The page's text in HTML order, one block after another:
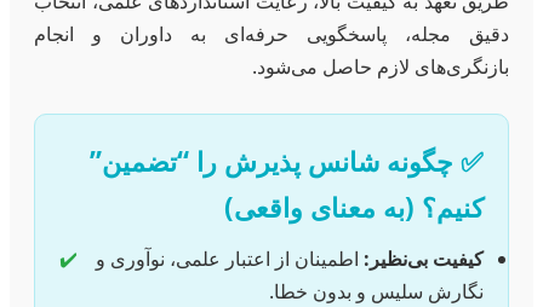
دقیق مجله، پاسخگویی حرفه‌ای به داوران و انجام
بازنگری‌های لازم حاصل می‌شود.
✅ چگونه شانس پذیرش را “تضمین”
کنیم؟ (به معنای واقعی)
✔️ کیفیت بی‌نظیر: اطمینان از اعتبار علمی، نوآوری و
نگارش سلیس و بدون خطا.